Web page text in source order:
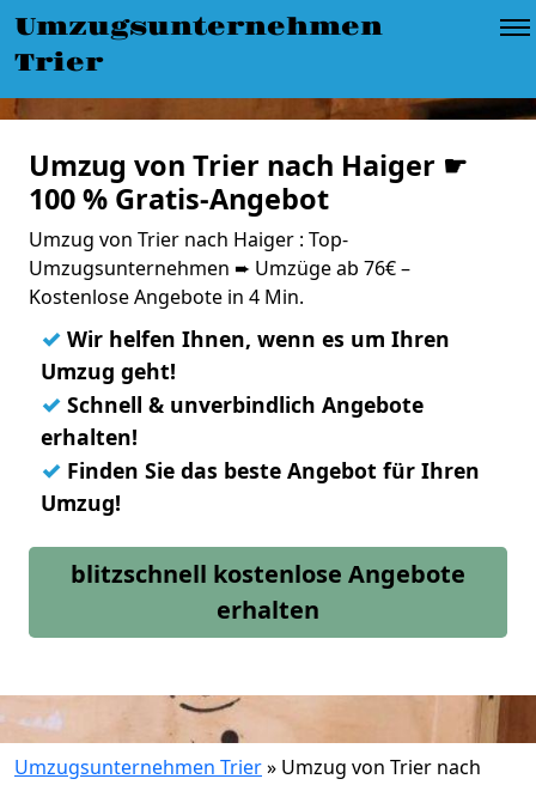
Umzugsunternehmen
Trier
Umzug von Trier nach Haiger ☛
100 % Gratis-Angebot
Umzug von Trier nach Haiger : Top-
Umzugsunternehmen ➨ Umzüge ab 76€ –
Kostenlose Angebote in 4 Min.
✓ Wir helfen Ihnen, wenn es um Ihren
Umzug geht!
✓ Schnell & unverbindlich Angebote
erhalten!
✓ Finden Sie das beste Angebot für Ihren
Umzug!
blitzschnell kostenlose Angebote
erhalten
Umzugsunternehmen Trier» Umzug von Trier nach